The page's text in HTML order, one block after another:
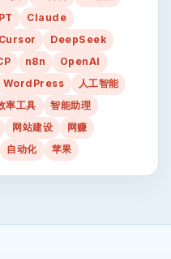
Claude
Cursor
DeepSeek
n8n
OpenAI
WordPress
人工智能
率工具
智能助理
网站建设
网赚
自动化 苹果